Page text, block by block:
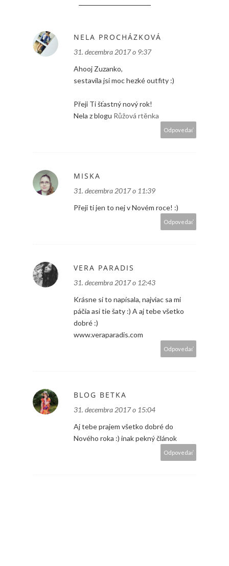
NELA PROCHÁZKOVÁ
31. decembra 2017 o 9:37
Ahooj Zuzanko,
sestavila jsi moc hezké outfity :)
Přeji Ti šťastný nový rok!
Nela z blogu Růžová rtěnka
Odpovedať
MISKA
31. decembra 2017 o 11:39
Přeji ti jen to nej v Novém roce! :)
Odpovedať
VERA PARADIS
31. decembra 2017 o 12:43
Krásne si to napísala, najviac sa mi
páčia asi tie šaty :) A aj tebe všetko
dobré :)
www.veraparadis.com
Odpovedať
BLOG BETKA
31. decembra 2017 o 15:04
Aj tebe prajem všetko dobré do
Nového roka :) inak pekný článok
Odpovedať